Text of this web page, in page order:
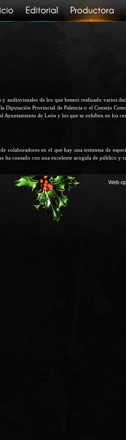
audiovisuales de los que hemos realizado varios
Provincial de Palencia o el Consejo
Ayuntamiento de León y los que se exhiben en los
colaboradores en el que hay una treintena de
ha contado con una excelente acogida de público y
Web